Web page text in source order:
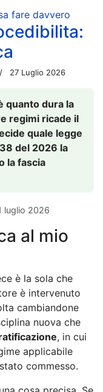
fare davvero
27 Luglio 2026
quanto dura la
regimi ricade il
quale legge
del 2026 la
la fascia
luglio 2026
al mio
è la sola che
è intervenuto
cambiandone
nuova che
, in cui
applicabile
commesso.